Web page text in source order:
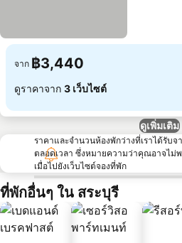
จาก ฿3,440
ดูราคาจาก 3 เว็บไซต์
ดูเพิ่มเติม
ราคาและจำนวนห้องพักว่างที่เราได้รับจ
ตลอดเวลา ซึ่งหมายความว่าคุณอาจไม่
เมื่อไปยังเว็บไซต์จองที่พัก
ที่พักอื่นๆ ใน สระบุรี